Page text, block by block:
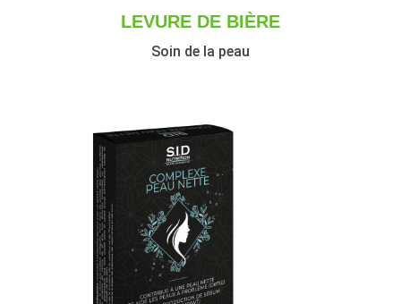
LEVURE DE BIÈRE
Soin de la peau